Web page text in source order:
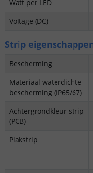
Watt per LED
Voltage (DC)
Strip
Bescherming
Materiaal waterdichte
bescherming (IP65/67)
Achtergrondkleur strip
(PCB)
Plakstrip